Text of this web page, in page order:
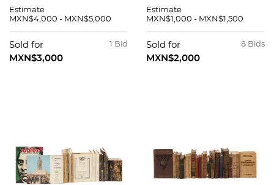
los Trámites de los
Madrid: En la
Imprenta Real, 1793.
Estimate
MXN$4,000 - MXN$5,000
1 Bid
Sold for
MXN$3,000
Internacionales /
Constitucional.
Piezas: 21.
Estimate
MXN$1,000 - MXN$1,500
8 Bids
Sold for
MXN$2,000